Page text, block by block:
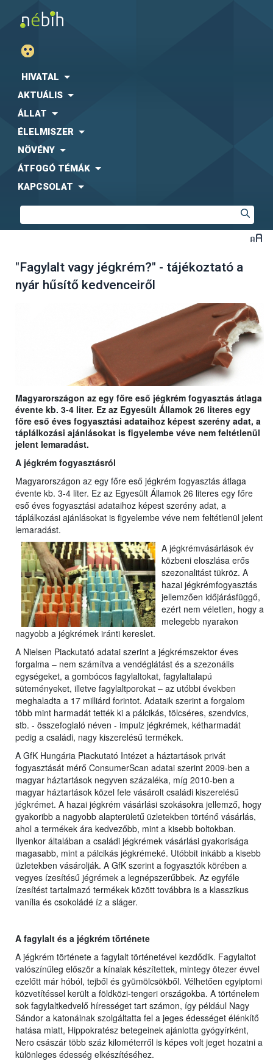
HIVATAL
AKTUÁLIS
ÁLLAT
ÉLELMISZER
NÖVÉNY
ÁTFOGÓ TÉMÁK
KAPCSOLAT
"Fagylalt vagy jégkrém?" - tájékoztató a
nyár hűsítő kedvenceiről
Magyarországon az egy főre eső jégkrém fogyasztás átlaga
évente kb. 3-4 liter. Ez az Egyesült Államok 26 literes egy
főre eső éves fogyasztási adataihoz képest szerény adat, a
táplálkozási ajánlásokat is figyelembe véve nem feltétlenül
jelent lemaradást.
A jégkrém fogyasztásról
Magyarországon az egy főre eső jégkrém fogyasztás átlaga
évente kb. 3-4 liter. Ez az Egyesült Államok 26 literes egy főre
eső éves fogyasztási adataihoz képest szerény adat, a
táplálkozási ajánlásokat is figyelembe véve nem feltétlenül jelent
lemaradást.
A jégkrémvásárlások év
közbeni eloszlása erős
szezonalitást tükröz. A
hazai jégkrémfogyasztás
jellemzően időjárásfüggő,
ezért nem véletlen, hogy a
melegebb nyarakon
nagyobb a jégkrémek iránti kereslet.
A Nielsen Piackutató adatai szerint a jégkrémszektor éves
forgalma – nem számítva a vendéglátást és a szezonális
egységeket, a gombócos fagylaltokat, fagylaltalapú
süteményeket, illetve fagylaltporokat – az utóbbi években
meghaladta a 17 milliárd forintot. Adataik szerint a forgalom
több mint harmadát tették ki a pálcikás, tölcséres, szendvics,
stb. - összefoglaló néven - impulz jégkrémek, kétharmadát
pedig a családi, nagy kiszerelésű termékek.
A GfK Hungária Piackutató Intézet a háztartások privát
fogyasztását mérő ConsumerScan adatai szerint 2009-ben a
magyar háztartások negyven százaléka, míg 2010-ben a
magyar háztartások közel fele vásárolt családi kiszerelésű
jégkrémet. A hazai jégkrém vásárlási szokásokra jellemző, hogy
gyakoribb a nagyobb alapterületű üzletekben történő vásárlás,
ahol a termékek ára kedvezőbb, mint a kisebb boltokban.
Ilyenkor általában a családi jégkrémek vásárlási gyakorisága
magasabb, mint a pálcikás jégkrémeké. Utóbbit inkább a kisebb
üzletekben vásárolják. A GfK szerint a fogyasztók körében a
vegyes ízesítésű jégrémek a legnépszerűbbek. Az egyféle
ízesítést tartalmazó termékek között továbbra is a klasszikus
vanília és csokoládé íz a sláger.
A fagylalt és a jégkrém története
A jégkrém története a fagylalt történetével kezdődik. Fagylaltot
valószínűleg először a kínaiak készítettek, mintegy ötezer évvel
ezelőtt már hóból, tejből és gyümölcsökből. Vélhetően egyiptomi
közvetítéssel került a földközi-tengeri országokba. A történelem
sok fagylaltkedvelő hírességet tart számon, így például Nagy
Sándor a katonáinak szolgáltatta fel a jeges édességet élénkítő
hatása miatt, Hippokratész betegeinek ajánlotta gyógyírként,
Nero császár több száz kilométerről is képes volt jeget hozatni a
különleges édesség elkészítéséhez.